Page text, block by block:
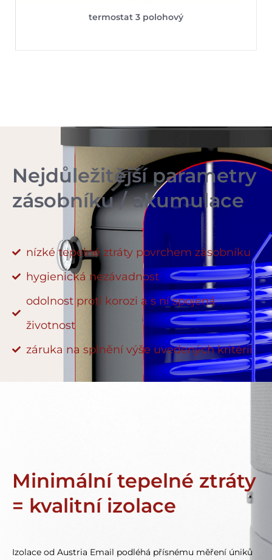
termostat 3 polohový
Nejdůležitější parametry
zásobníku / akumulace
nízké tepelné ztráty povrchem zásobníku
hygienická nezávadnost
odolnost proti korozi a s ní spojená
životnost
záruka na splnění výše uvedených kritérií
Minimální tepelné ztráty
= kvalitní izolace
Izolace od Austria Email podléhá přísnému měření úniků